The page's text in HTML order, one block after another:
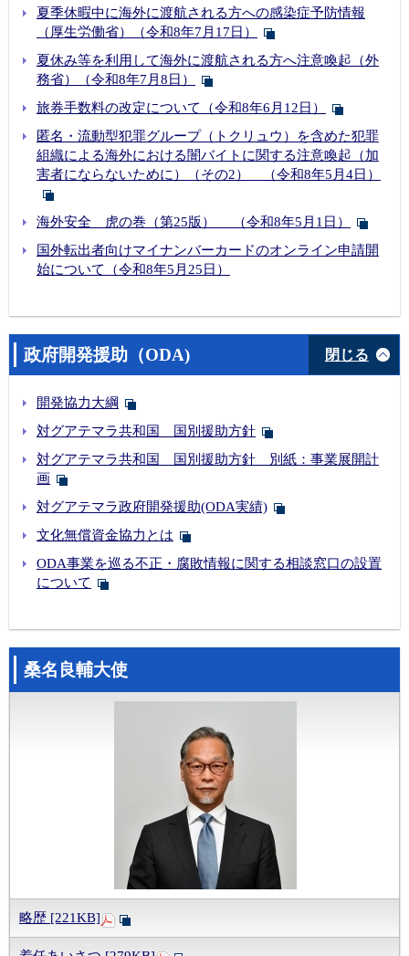
夏季休暇中に海外に渡航される方への感染症予防情報
（厚生労働省）（令和8年7月17日）
夏休み等を利用して海外に渡航される方へ注意喚起（外
務省）（令和8年7月8日）
旅券手数料の改定について（令和8年6月12日）
匿名・流動型犯罪グループ（トクリュウ）を含めた犯罪
組織による海外における闇バイトに関する注意喚起（加
害者にならないために）（その2） （令和8年5月4日）
海外安全 虎の巻（第25版） （令和8年5月1日）
国外転出者向けマイナンバーカードのオンライン申請開
始について（令和8年5月25日）
政府開発援助（ODA) 閉じる
開発協力大綱
対グアテマラ共和国 国別援助方針
対グアテマラ共和国 国別援助方針 別紙：事業展開計
画
対グアテマラ政府開発援助(ODA実績)
文化無償資金協力とは
ODA事業を巡る不正・腐敗情報に関する相談窓口の設置
について
桑名良輔大使
略歴 [221KB]